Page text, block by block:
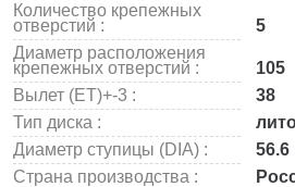
Количество крепежных
отверстий :
5
Диаметр расположения
крепежных отверстий :
105
Вылет (ET)+-3 :
38
Тип диска :
Диаметр ступицы (DIA) :
56.6
Страна производства :